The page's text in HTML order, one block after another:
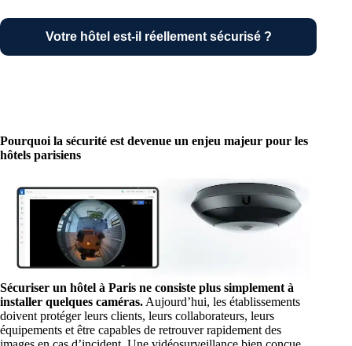
Votre hôtel est-il réellement sécurisé ?
Pourquoi la sécurité est devenue un enjeu majeur pour les
hôtels parisiens
Sécuriser un hôtel à Paris ne consiste plus simplement à
installer quelques caméras. Aujourd’hui, les établissements
doivent protéger leurs clients, leurs collaborateurs, leurs
équipements et être capables de retrouver rapidement des